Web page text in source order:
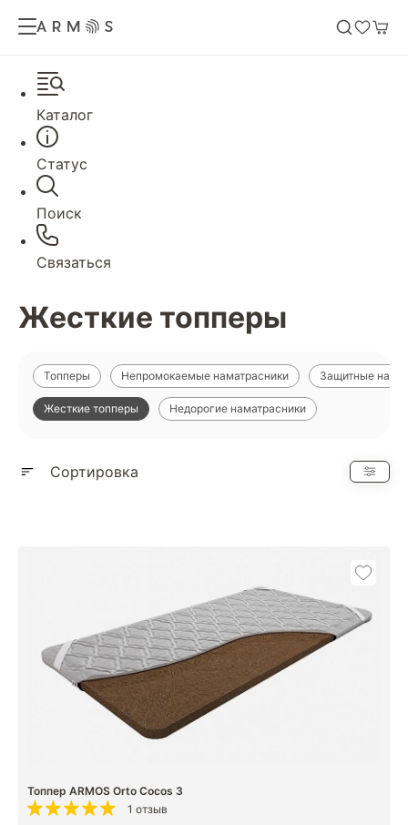
Каталог
Статус
Поиск
Связаться
Жесткие топперы
Топперы Непромокаемые наматрасники Защитные
Жесткие топперы Недорогие наматрасники
Сортировка
Топпер ARMOS Orto Cocos 3
1 отзыв